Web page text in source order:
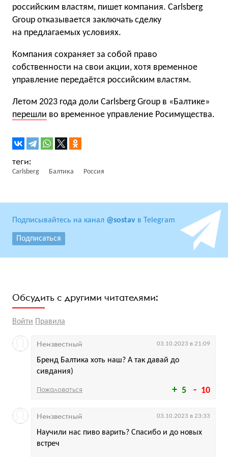
российским властям, пишет компания. Carlsberg
Group отказывается заключать сделку
на предлагаемых условиях.
Компания сохраняет за собой право
собственности на свои акции, хотя временное
управление передаётся российским властям.
Летом 2023 года доли Carlsberg Group в «Балтике»
перешли во временное управление Росимущества.
Carlsberg Балтика Россия
Подписывайтесь на канал @sostav в Telegram
Подписаться
Обсудить с другими читателями:
Войти Правила
5 10
Бренд Балтика хоть наш? А так давай до
сивдания)
Неизвестный 03.10.2023 в 21:09
Пожаловаться
Научили нас пиво варить? Спасибо и до новых
встреч
Неизвестный 03.10.2023 в 23:33